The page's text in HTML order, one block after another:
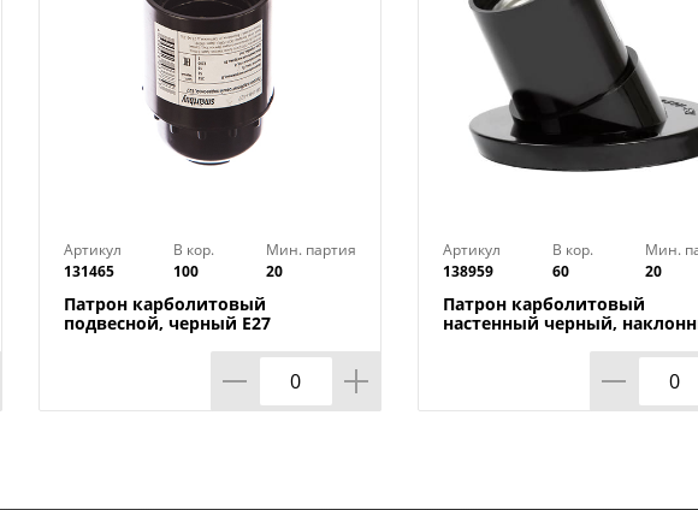
Артикул
131465
В кор.
100
Мин. партия
20
Патрон карболитовый
подвесной, черный Е27
Артикул
138959
В кор.
60
Мин.
20
Патрон карболитовый
настенный черный,